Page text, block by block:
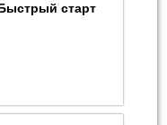
старт